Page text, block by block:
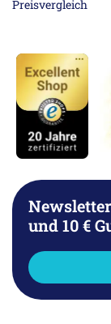
und 10 €